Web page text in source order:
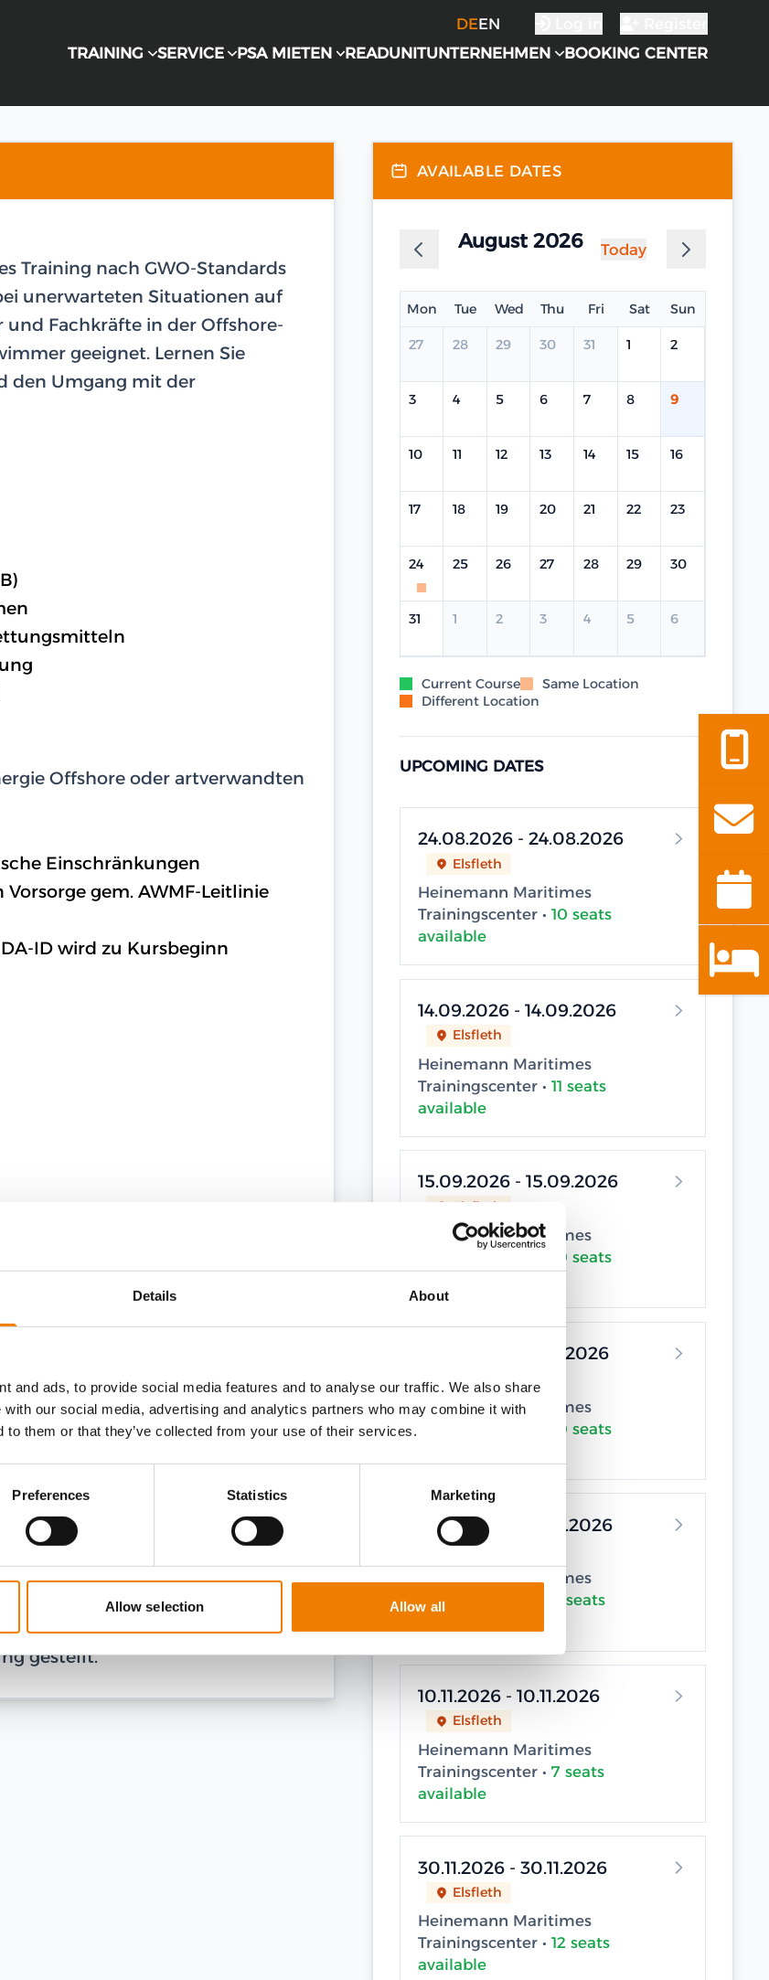
Details About
and ads, to provide social media features and to analyse our traffic. We also share
our social media, advertising and analytics partners who may combine it with
to them or that they’ve collected from your use of their services.
Preferences Statistics Marketing
Allow selection Allow all
DEEN
TRAINING
SERVICE PSA MIETEN READUNITUNTERNEHMEN BOOKING CENTER
Training nach GWO-Standards
unerwarteten Situationen auf
und Fachkräfte in der Offshore-
geeignet. Lernen Sie
den Umgang mit der
Offshore oder artverwandten
Einschränkungen
gem. AWMF-Leitlinie
ID wird zu Kursbeginn
jeweiligen GWO-Modul,
zu zwei Monaten vor dem
Jahren ab dem
am 16.03.2024 ab, Sie nehmen
sich Ihr Zertifikat
gestellt.
AVAILABLE DATES
August 2026 Today
Mon Tue Wed Thu Fri Sat Sun
27 28 29 30 31 1 2
3 4 5 6 7 8 9
10 11 12 13 14 15 16
17 18 19 20 21 22 23
24 25 26 27 28 29 30
31 1 2 3 4 5 6
Current Course
Same Location
Different Location
UPCOMING DATES
24.08.2026 - 24.08.2026
Elsfleth
Heinemann Maritimes
Trainingscenter • 10 seats
available
14.09.2026 - 14.09.2026
Elsfleth
Heinemann Maritimes
Trainingscenter • 11 seats
available
15.09.2026 - 15.09.2026
Elsfleth
Heinemann Maritimes
10 seats
19.10.2026 - 19.10.2026
Elsfleth
Heinemann Maritimes
10 seats
27.10.2026 - 27.10.2026
Elsfleth
Heinemann Maritimes
9 seats
10.11.2026 - 10.11.2026
Elsfleth
Heinemann Maritimes
Trainingscenter • 7 seats
available
30.11.2026 - 30.11.2026
Elsfleth
Heinemann Maritimes
Trainingscenter • 12 seats
available